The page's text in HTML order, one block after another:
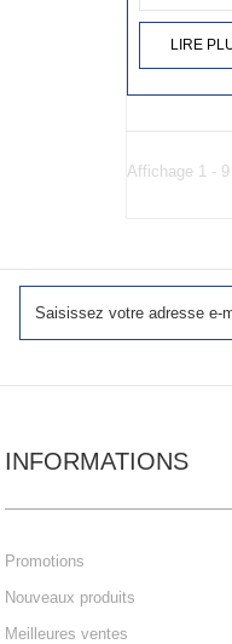
LIRE
Affichage 1 -
INFORMATIONS
Promotions
Nouveaux produits
Meilleures ventes